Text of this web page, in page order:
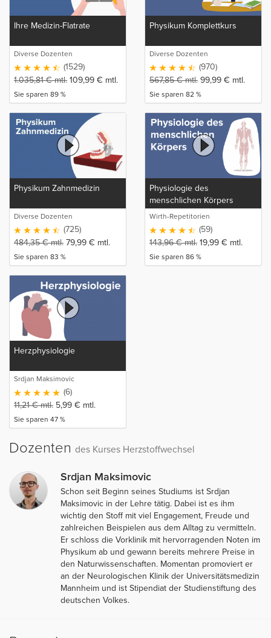
Ihre Medizin-Flatrate
Diverse Dozenten
(1529)
1.035,81€mtl. 109,99 € mtl.
Sie sparen 89 %
Physikum Komplettkurs
Diverse Dozenten
(970)
567,85€mtl. 99,99 € mtl.
Sie sparen 82 %
Physikum Zahnmedizin
Diverse Dozenten
(725)
484,35€mtl. 79,99 € mtl.
Sie sparen 83 %
Physiologie des
menschlichen Körpers
Wirth-Repetitorien
(59)
143,96€mtl. 19,99 € mtl.
Sie sparen 86 %
Herzphysiologie
Srdjan Maksimovic
(6)
11,21€mtl. 5,99 € mtl.
Sie sparen 47 %
Dozenten des Kurses Herzstoffwechsel
Srdjan Maksimovic
Schon seit Beginn seines Studiums ist Srdjan
Maksimovic in der Lehre tätig. Dabei ist es ihm
wichtig den Stoff mit viel Engagement, Freude und
zahlreichen Beispielen aus dem Alltag zu vermitteln.
Er schloss die Vorklinik mit hervorragenden Noten im
Physikum ab und gewann bereits mehrere Preise in
den Naturwissenschaften. Momentan promoviert er
an der Neurologischen Klinik der Universitätsmedizin
Mannheim und ist Stipendiat der Studienstiftung des
deutschen Volkes.